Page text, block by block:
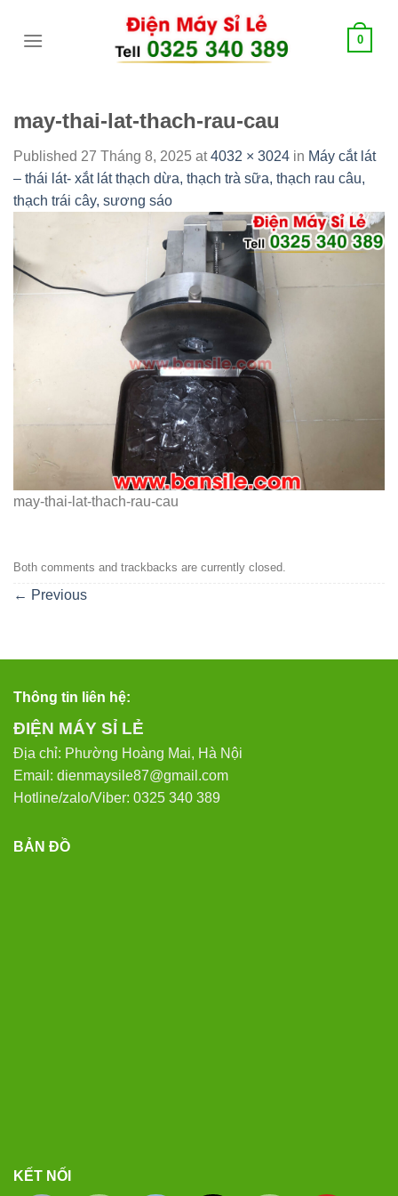
0
may-thai-lat-thach-rau-cau
Published 27 Tháng 8, 2025 at4032 × 3024 in Máy cắt lát
– thái lát- xắt lát thạch dừa, thạch trà sữa, thạch rau câu,
thạch trái cây, sương sáo
may-thai-lat-thach-rau-cau
Both comments and trackbacks are currently closed.
← Previous
Thông tin liên hệ:
ĐIỆN MÁY SỈ LẺ
Địa chỉ: Phường Hoàng Mai, Hà Nội
Email: dienmaysile87@gmail.com
Hotline/zalo/Viber: 0325 340 389
BẢN ĐỒ
KẾT NỐI